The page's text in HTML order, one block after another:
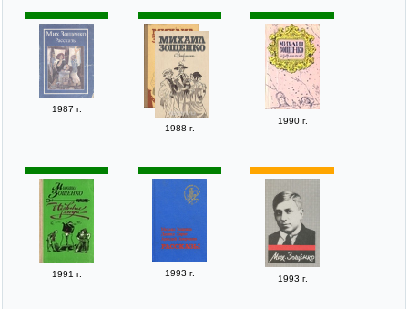
1987 г.
1988 г.
1990 г.
1991 г. 1993 г.
1993 г.